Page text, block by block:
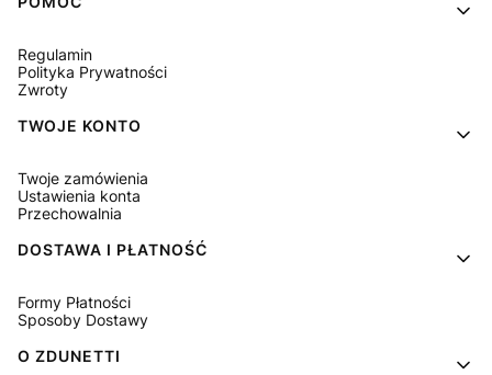
Regulamin
Polityka Prywatności
Zwroty
TWOJE KONTO
Twoje zamówienia
Ustawienia konta
Przechowalnia
DOSTAWA I PŁATNOŚĆ
Formy Płatności
Sposoby Dostawy
O ZDUNETTI